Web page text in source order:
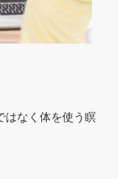
はなく体を使う瞑